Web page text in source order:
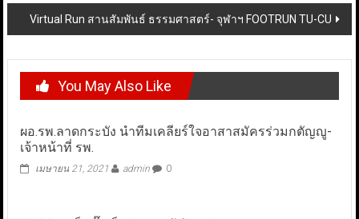
Virtual Run สานสัมพันธ์ ธรรมศาสตร์- จุฬาฯ FOOTRUN TU-CU
You May Also Like
ผอ.รพ.ลาดกระบัง นำทีมเคลียร์ใจอาสาสมัครร่วมกตัญญู-
เจ้าหน้าที่ รพ.
เมษายน 21, 2021 admin 0